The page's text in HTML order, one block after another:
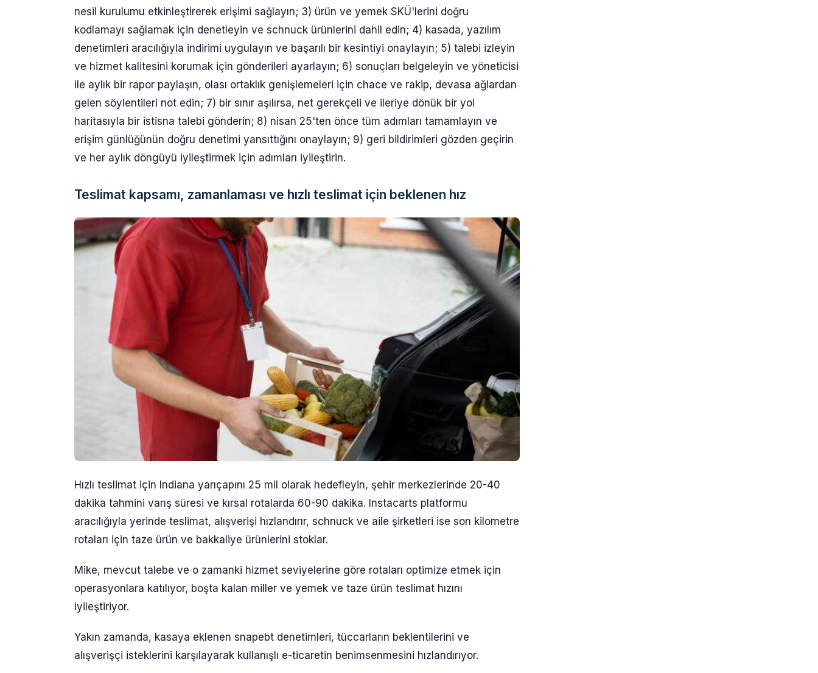
nesil kurulumu etkinleştirerek erişimi sağlayın; 3) ürün ve yemek SKÜ'lerini doğru
kodlamayı sağlamak için denetleyin ve schnuck ürünlerini dahil edin; 4) kasada, yazılım
denetimleri aracılığıyla indirimi uygulayın ve başarılı bir kesintiyi onaylayın; 5) talebi izleyin
ve hizmet kalitesini korumak için gönderileri ayarlayın; 6) sonuçları belgeleyin ve yöneticisi
ile aylık bir rapor paylaşın, olası ortaklık genişlemeleri için chace ve rakip, devasa ağlardan
gelen söylentileri not edin; 7) bir sınır aşılırsa, net gerekçeli ve ileriye dönük bir yol
haritasıyla bir istisna talebi gönderin; 8) nisan 25'ten önce tüm adımları tamamlayın ve
erişim günlüğünün doğru denetimi yansıttığını onaylayın; 9) geri bildirimleri gözden geçirin
ve her aylık döngüyü iyileştirmek için adımları iyileştirin.
Teslimat kapsamı, zamanlaması ve hızlı teslimat için beklenen hız
Hızlı teslimat için Indiana yarıçapını 25 mil olarak hedefleyin, şehir merkezlerinde 20-40
dakika tahmini varış süresi ve kırsal rotalarda 60-90 dakika. Instacarts platformu
aracılığıyla yerinde teslimat, alışverişi hızlandırır, schnuck ve aile şirketleri ise son kilometre
rotaları için taze ürün ve bakkaliye ürünlerini stoklar.
Mike, mevcut talebe ve o zamanki hizmet seviyelerine göre rotaları optimize etmek için
operasyonlara katılıyor, boşta kalan miller ve yemek ve taze ürün teslimat hızını
iyileştiriyor.
Yakın zamanda, kasaya eklenen snapebt denetimleri, tüccarların beklentilerini ve
alışverişçi isteklerini karşılayarak kullanışlı e-ticaretin benimsenmesini hızlandırıyor.